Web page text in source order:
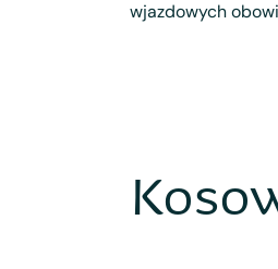
wjazdowych